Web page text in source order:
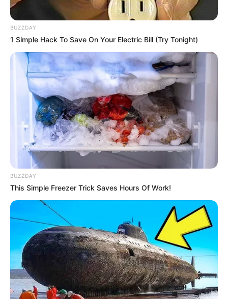
BUZZDAY
1 Simple Hack To Save On Your Electric Bill (Try Tonight)
BUZZDAY
This Simple Freezer Trick Saves Hours Of Work!